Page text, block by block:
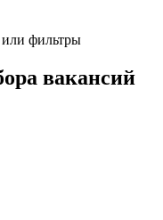
фильтры
вакансий